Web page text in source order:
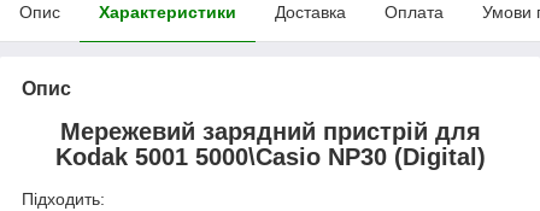
Опис Характеристики Доставка Оплата Умови
Опис
Мережевий зарядний пристрій для
Kodak 5001 5000\Casio NP30 (Digital)
Підходить: